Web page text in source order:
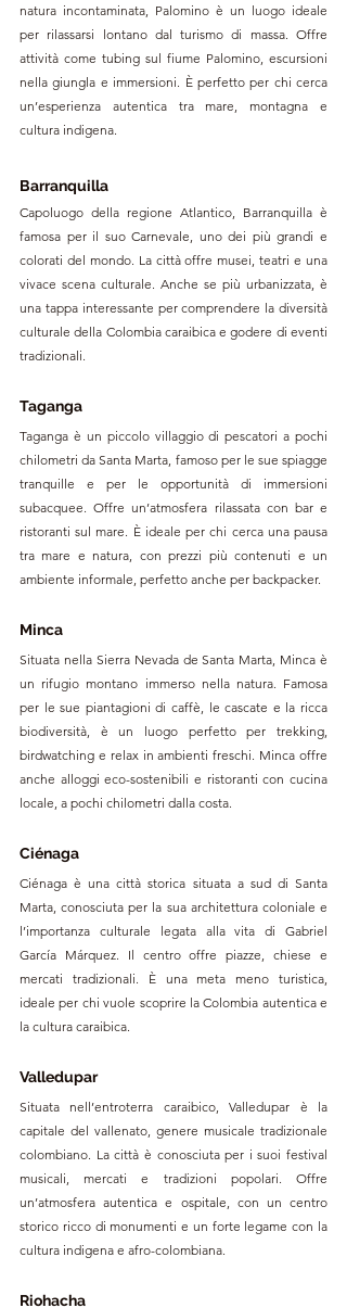
natura incontaminata, Palomino è un luogo ideale
per rilassarsi lontano dal turismo di massa. Offre
attività come tubing sul fiume Palomino, escursioni
nella giungla e immersioni. È perfetto per chi cerca
un’esperienza autentica tra mare, montagna e
cultura indigena.
Barranquilla
Capoluogo della regione Atlantico, Barranquilla è
famosa per il suo Carnevale, uno dei più grandi e
colorati del mondo. La città offre musei, teatri e una
vivace scena culturale. Anche se più urbanizzata, è
una tappa interessante per comprendere la diversità
culturale della Colombia caraibica e godere di eventi
tradizionali.
Taganga
Taganga è un piccolo villaggio di pescatori a pochi
chilometri da Santa Marta, famoso per le sue spiagge
tranquille e per le opportunità di immersioni
subacquee. Offre un’atmosfera rilassata con bar e
ristoranti sul mare. È ideale per chi cerca una pausa
tra mare e natura, con prezzi più contenuti e un
ambiente informale, perfetto anche per backpacker.
Minca
Situata nella Sierra Nevada de Santa Marta, Minca è
un rifugio montano immerso nella natura. Famosa
per le sue piantagioni di caffè, le cascate e la ricca
biodiversità, è un luogo perfetto per trekking,
birdwatching e relax in ambienti freschi. Minca offre
anche alloggi eco-sostenibili e ristoranti con cucina
locale, a pochi chilometri dalla costa.
Ciénaga
Ciénaga è una città storica situata a sud di Santa
Marta, conosciuta per la sua architettura coloniale e
l’importanza culturale legata alla vita di Gabriel
García Márquez. Il centro offre piazze, chiese e
mercati tradizionali. È una meta meno turistica,
ideale per chi vuole scoprire la Colombia autentica e
la cultura caraibica.
Valledupar
Situata nell’entroterra caraibico, Valledupar è la
capitale del vallenato, genere musicale tradizionale
colombiano. La città è conosciuta per i suoi festival
musicali, mercati e tradizioni popolari. Offre
un’atmosfera autentica e ospitale, con un centro
storico ricco di monumenti e un forte legame con la
cultura indigena e afro-colombiana.
Riohacha